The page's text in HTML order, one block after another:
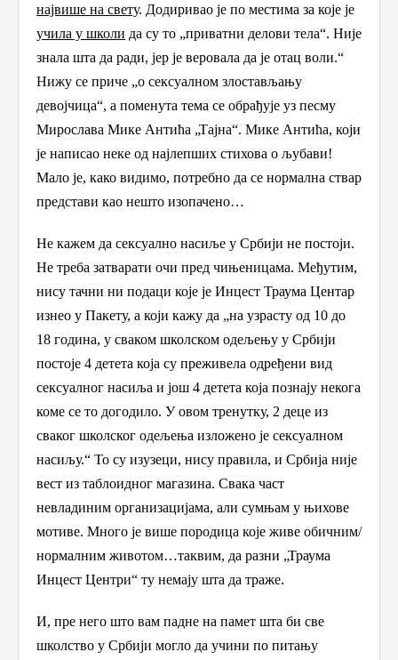
највише на свету. Додиривао је по местима за које је
учила у школи да су то „приватни делови тела“. Није
знала шта да ради, јер је веровала да је отац воли.“
Нижу се приче „о сексуалном злостављању
девојчица“, а поменута тема се обрађује уз песму
Мирослава Мике Антића „Тајна“. Мике Антића, који
је написао неке од најлепших стихова о љубави!
Мало је, како видимо, потребно да се нормална ствар
представи као нешто изопачено…
Не кажем да сексуално насиље у Србији не постоји.
Не треба затварати очи пред чињеницама. Међутим,
нису тачни ни подаци које је Инцест Траума Центар
изнео у Пакету, а који кажу да „на узрасту од 10 до
18 година, у сваком школском одељењу у Србији
постоје 4 детета која су преживела одређени вид
сексуалног насиља и још 4 детета која познају некога
коме се то догодило. У овом тренутку, 2 деце из
сваког школског одељења изложено је сексуалном
насиљу.“ То су изузеци, нису правила, и Србија није
вест из таблоидног магазина. Свака част
невладиним организацијама, али сумњам у њихове
мотиве. Много је више породица које живе обичним/
нормалним животом…таквим, да разни „Траума
Инцест Центри“ ту немају шта да траже.
И, пре него што вам падне на памет шта би све
школство у Србији могло да учини по питању